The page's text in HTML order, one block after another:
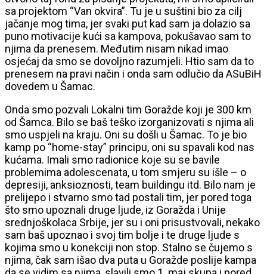
sa projektom “Van okvira”. Tu je u suštini bio za cilj
jačanje mog tima, jer svaki put kad sam ja dolazio sa
puno motivacije kući sa kampova, pokušavao sam to
njima da prenesem. Međutim nisam nikad imao
osjećaj da smo se dovoljno razumjeli. Htio sam da to
prenesem na pravi način i onda sam odlučio da ASuBiH
dovedem u Šamac.
Onda smo pozvali Lokalni tim Goražde koji je 300 km
od Šamca. Bilo se baš teško izorganizovati s njima ali
smo uspjeli na kraju. Oni su došli u Šamac. To je bio
kamp po “home-stay” principu, oni su spavali kod nas
kućama. Imali smo radionice koje su se bavile
problemima adolescenata, u tom smjeru su išle – o
depresiji, anksioznosti, team buildingu itd. Bilo nam je
prelijepo i stvarno smo tad postali tim, jer pored toga
što smo upoznali druge ljude, iz Goražda i Unije
srednjoškolaca Srbije, jer su i oni prisustvovali, nekako
sam baš upoznao i svoj tim bolje i te druge ljude s
kojima smo u konekciji non stop. Stalno se čujemo s
njima, čak sam išao dva puta u Goražde poslije kampa